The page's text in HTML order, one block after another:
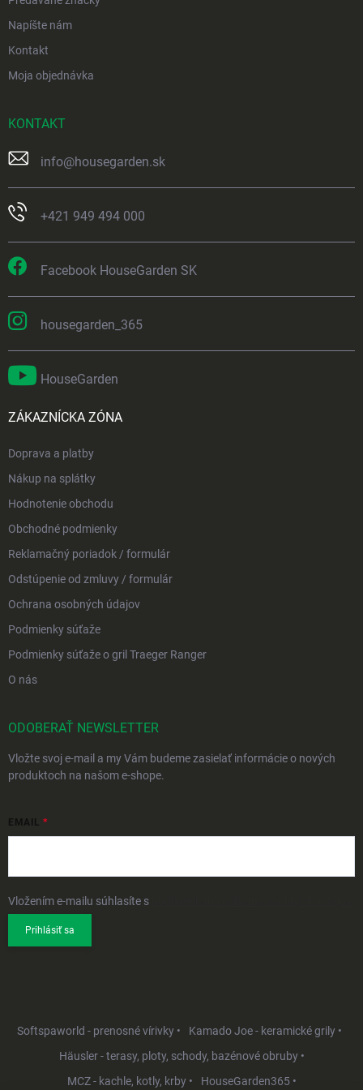
Napíšte nám
Kontakt
Moja objednávka
KONTAKT
info@housegarden.sk
+421 949 494 000
Facebook HouseGarden SK
housegarden_365
HouseGarden
ZÁKAZNÍCKA ZÓNA
Doprava a platby
Nákup na splátky
Hodnotenie obchodu
Obchodné podmienky
Reklamačný poriadok / formulár
Odstúpenie od zmluvy / formulár
Ochrana osobných údajov
Podmienky súťaže
Podmienky súťaže o gril Traeger Ranger
O nás
ODOBERAŤ NEWSLETTER
Vložte svoj e-mail a my Vám budeme zasielať informácie o nových
produktoch na našom e-shope.
EMAIL
Vložením e-mailu súhlasíte s
Prihlásiť sa
Softspaworld - prenosné vírivky •
Kamado Joe - keramické grily •
Häusler - terasy, ploty, schody, bazénové obruby •
MCZ - kachle, kotly, krby •
HouseGarden365 •